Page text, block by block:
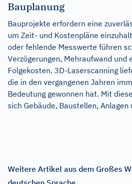
Bauplanung
Bauprojekte erfordern eine
um Zeit- und Kostenpläne
oder fehlende Messwerte führen
Verzögerungen, Mehraufwand und
Folgekosten. 3D-Laserscanning
die in den vergangenen Jahren
Bedeutung gewonnen hat. Mit
sich Gebäude, Baustellen, Anlagen
Weitere Artikel aus dem Großes